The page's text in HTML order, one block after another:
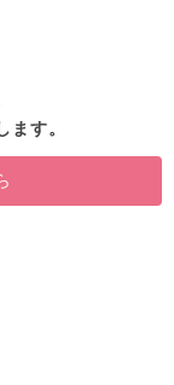
す。